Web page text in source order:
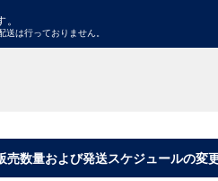
は行っておりません。
数量および発送スケジュールの変